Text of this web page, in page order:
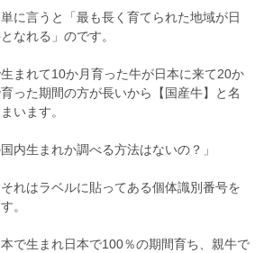
に言うと「最も長く育てられた地域が日
なれる」のです。
まれて10か月育った牛が日本に来て20か
った期間の方が長いから【国産牛】と名
います。
内生まれか調べる方法はないの？」
れはラベルに貼ってある個体識別番号を
。
で生まれ日本で100％の期間育ち、親牛で